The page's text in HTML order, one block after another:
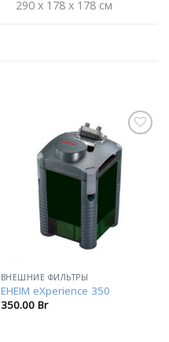
290 х 178 х 178 см
В
избранное
ВНЕШНИЕ ФИЛЬТРЫ
EHEIM eXperience 350
350.00 Br